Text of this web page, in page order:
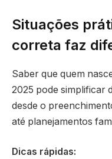
Situações
correta faz
Saber que quem
2025 pode simplificar
desde o
até planejamentos
Dicas rápidas: